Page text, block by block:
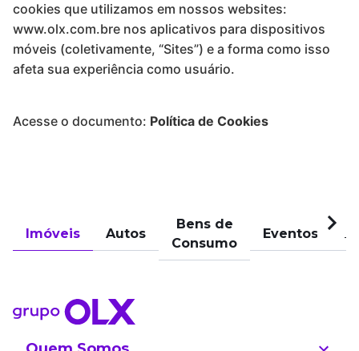
cookies que utilizamos em nossos websites:
www.olx.com.bre nos aplicativos para dispositivos
móveis (coletivamente, “Sites”) e a forma como isso
afeta sua experiência como usuário.
Acesse o documento: Política de Cookies
Imóveis Autos
Bens de
Consumo
Eventos